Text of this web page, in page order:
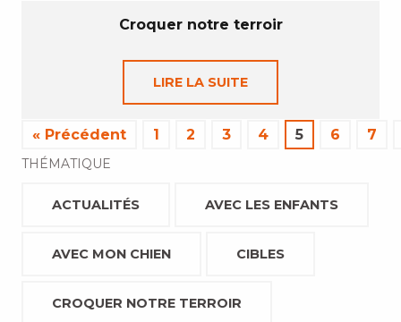
Croquer notre terroir
LIRE LA SUITE
« Précédent 1 2 3 4 5 6 7
THÉMATIQUE
ACTUALITÉS AVEC LES ENFANTS
AVEC MON CHIEN CIBLES
CROQUER NOTRE TERROIR